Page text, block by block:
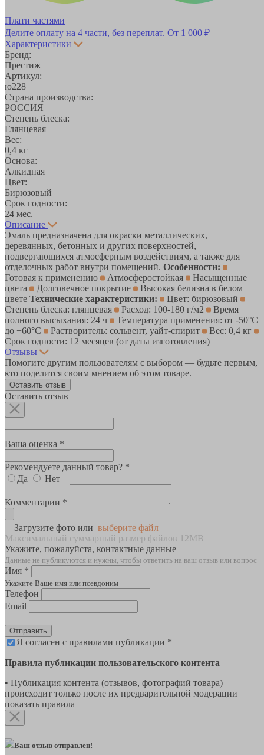
Плати частями
Делите оплату на 4 части, без переплат. От 1 000 ₽
Характеристики
Бренд:
Престиж
Артикул:
ю228
Страна производства:
РОССИЯ
Степень блеска:
Глянцевая
Вес:
0,4 кг
Основа:
Алкидная
Цвет:
Бирюзовый
Срок годности:
24 мес.
Описание
Эмаль предназначена для окраски металлических,
деревянных, бетонных и других поверхностей,
подвергающихся атмосферным воздействиям, а также для
отделочных работ внутри помещений. Особенности:
Готовая к применению
Атмосферостойкая
Насыщенные
цвета
Долговечное покрытие
Высокая белизна в белом
цвете Технические характеристики:
Цвет: бирюзовый
Степень блеска: глянцевая
Расход: 100-180 г/м2
Время
полного высыхания: 24 ч
Температура применения: от -50°C
до +60°C
Растворитель: сольвент, уайт-спирит
Вес: 0,4 кг
Срок годности: 12 месяцев (от даты изготовления)
Отзывы
Помогите другим пользователям с выбором — будьте первым,
кто поделится своим мнением об этом товаре.
Оставить отзыв
Оставить отзыв
Ваша оценка *
Рекомендуете данный товар? *
Да
Нет
Комментарии *
Загрузите фото или выберите файл
Максимальный суммарный размер файлов 12MB
Укажите, пожалуйста, контактные данные
Данные не публикуются и нужны, чтобы ответить на ваш отзыв или вопрос
Имя *
Укажите Ваше имя или псевдоним
Телефон
Email
Отправить
Я согласен с правилами публикации *
Правила публикации пользовательского контента
• Публикация контента (отзывов, фотографий товара)
происходит только после их предварительной модерации
показать правила
Ваш отзыв отправлен!